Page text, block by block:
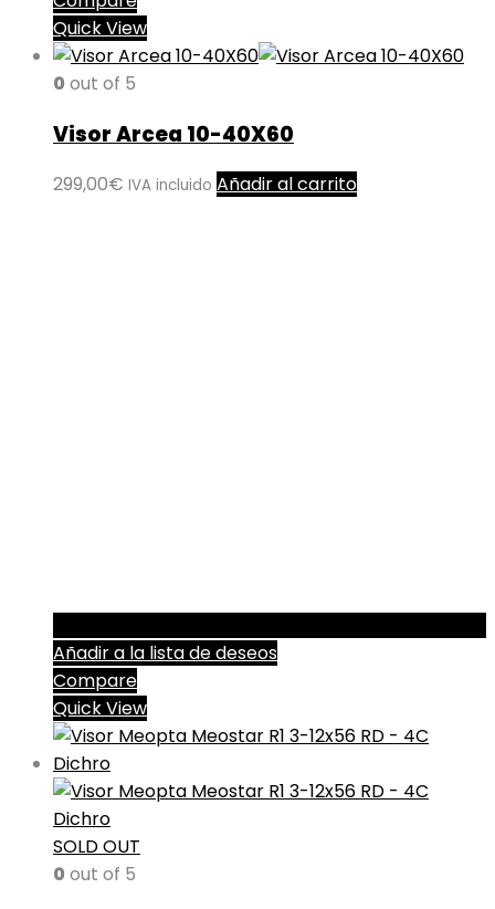
Quick View
0 out of 5
Visor Arcea 10-40X60
299,00€ IVA incluido Añadir al carrito
Añadir a la lista de deseos
Compare
Quick View
SOLD OUT
0 out of 5